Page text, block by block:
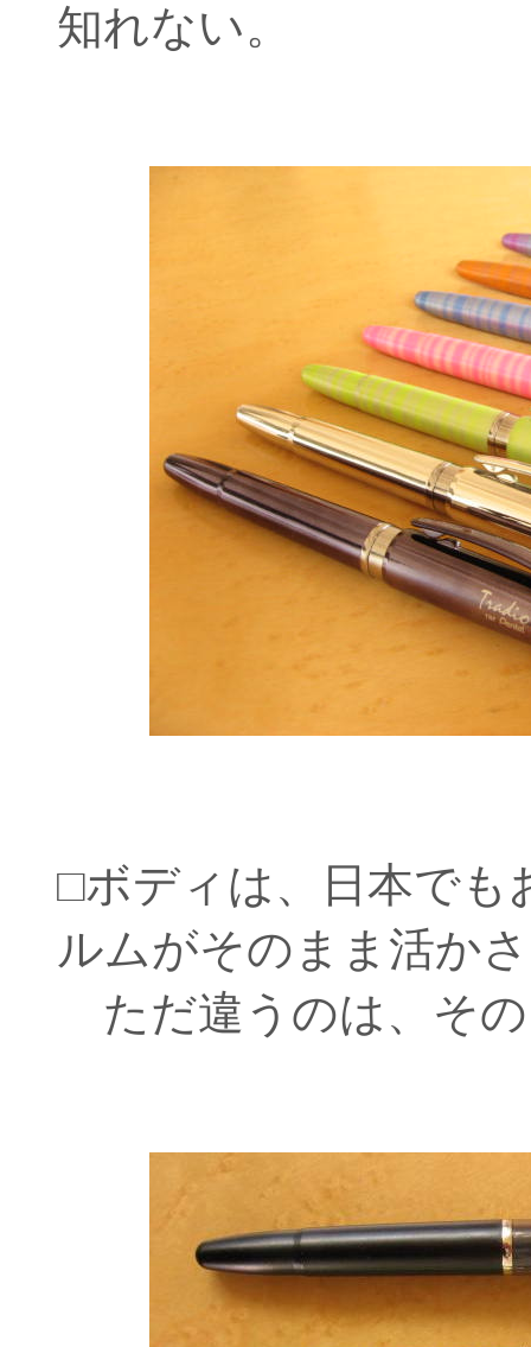
知れない。
□ボディは、日本でも
ルムがそのまま活か
ただ違うのは、そ